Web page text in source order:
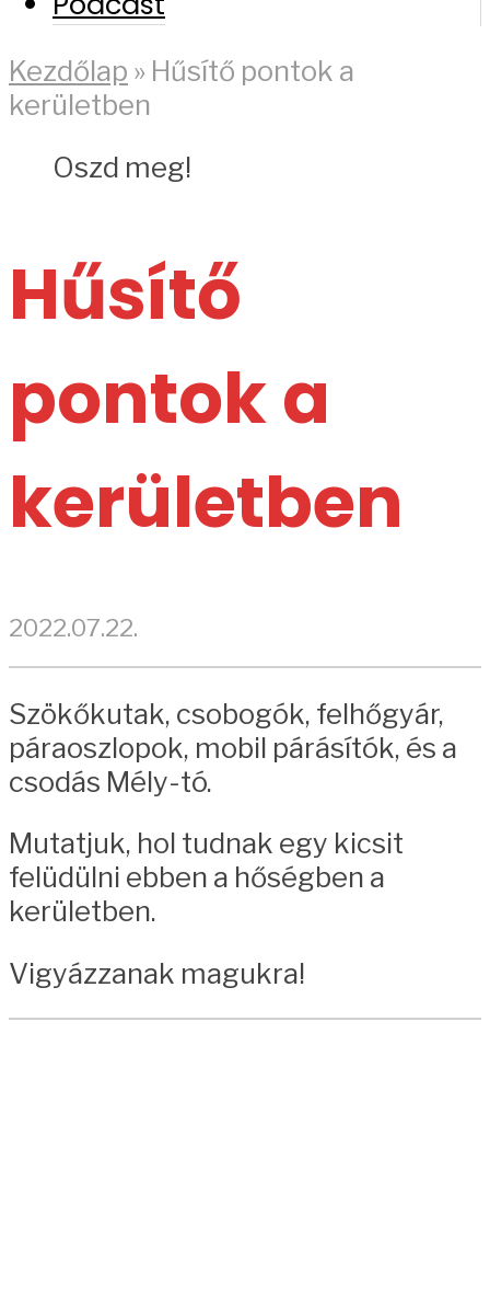
Kezdőlap » Hűsítő pontok a
kerületben
Oszd meg!
Hűsítő
pontok a
kerületben
2022.07.22.
Szökőkutak, csobogók, felhőgyár,
páraoszlopok, mobil párásítók, és a
csodás Mély-tó.
Mutatjuk, hol tudnak egy kicsit
felüdülni ebben a hőségben a
kerületben.
Vigyázzanak magukra!